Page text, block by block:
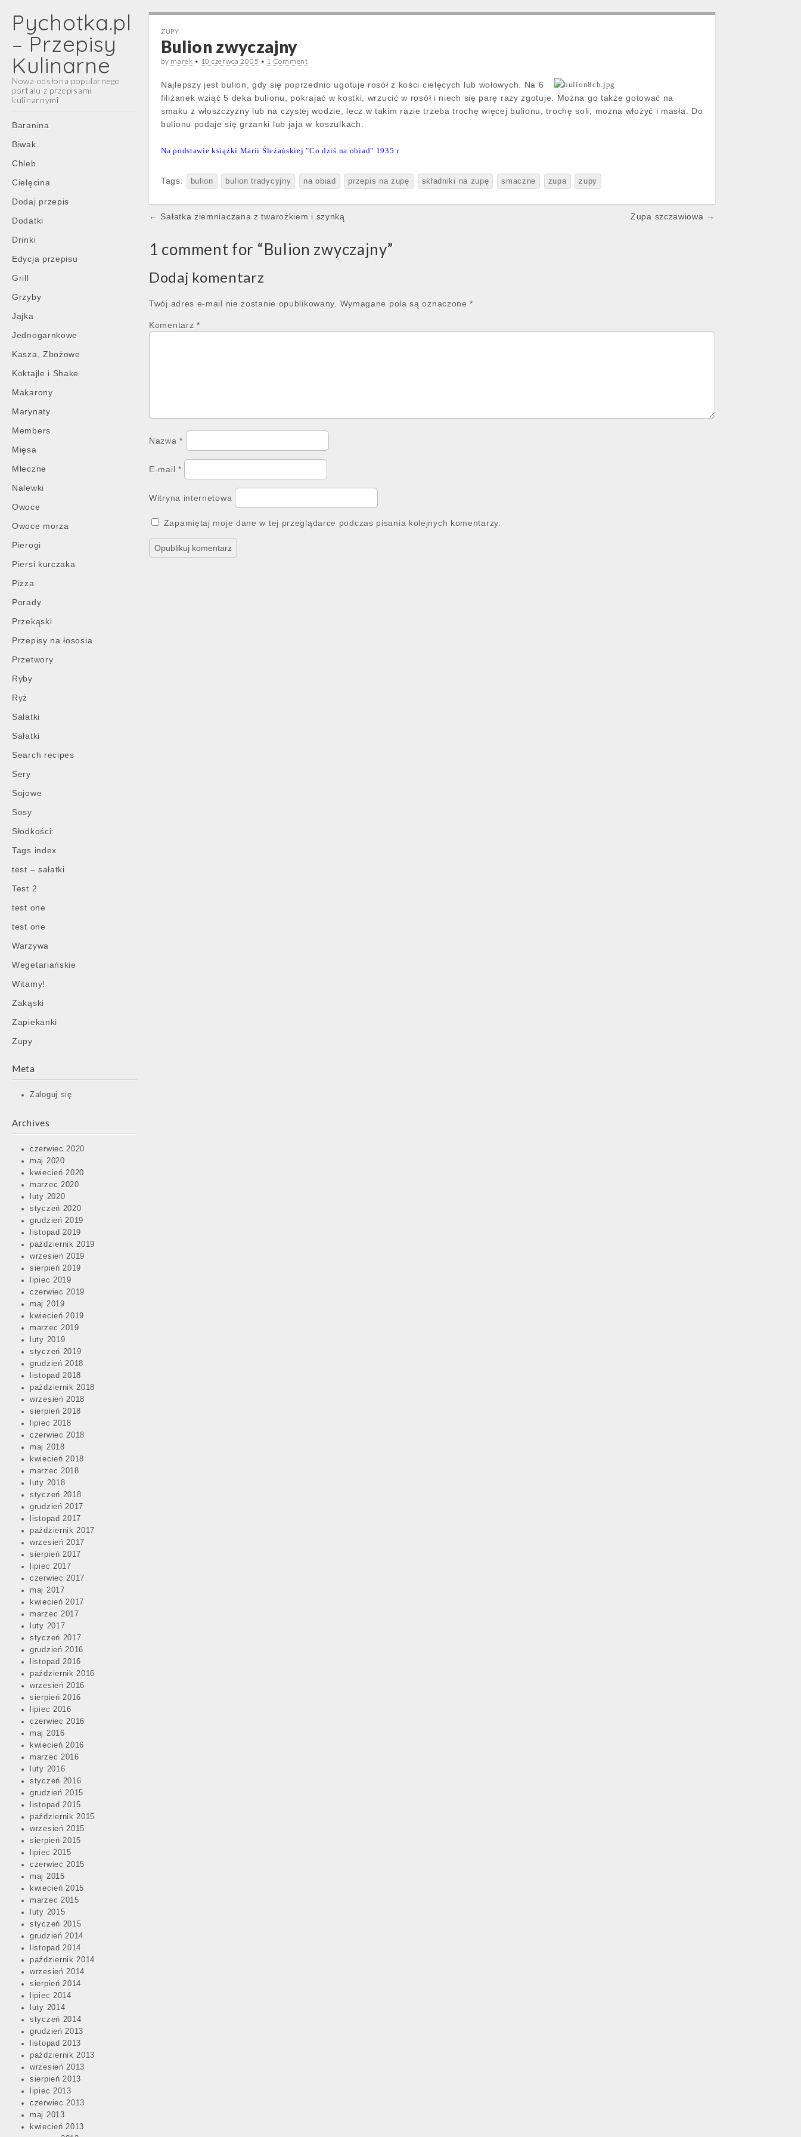
Pychotka.pl
– Przepisy
Kulinarne
Nowa odsłona popularnego
portalu z przepisami
kulinarnymi
Main
menu
Skip
content
Baranina
Biwak
Chleb
Cielęcina
Dodaj przepis
Dodatki
Drinki
Edycja przepisu
Grill
Grzyby
Jajka
Jednogarnkowe
Kasza, Zbożowe
Koktajle i Shake
Makarony
Marynaty
Members
Mięsa
Mleczne
Nalewki
Owoce
Owoce morza
Pierogi
Piersi kurczaka
Pizza
Porady
Przekąski
Przepisy na łososia
Przetwory
Ryby
Ryż
Sałatki
Sałatki
Search recipes
Sery
Sojowe
Sosy
Słodkości:
Tags index
test – sałatki
Test 2
test one
test one
Warzywa
Wegetariańskie
Witamy!
Zakąski
Zapiekanki
Zupy
Meta
Zaloguj się
Archives
czerwiec 2020
maj 2020
kwiecień 2020
marzec 2020
luty 2020
styczeń 2020
grudzień 2019
listopad 2019
październik 2019
wrzesień 2019
sierpień 2019
lipiec 2019
czerwiec 2019
maj 2019
kwiecień 2019
marzec 2019
luty 2019
styczeń 2019
grudzień 2018
listopad 2018
październik 2018
wrzesień 2018
sierpień 2018
lipiec 2018
czerwiec 2018
maj 2018
kwiecień 2018
marzec 2018
luty 2018
styczeń 2018
grudzień 2017
listopad 2017
październik 2017
wrzesień 2017
sierpień 2017
lipiec 2017
czerwiec 2017
maj 2017
kwiecień 2017
marzec 2017
luty 2017
styczeń 2017
grudzień 2016
listopad 2016
październik 2016
wrzesień 2016
sierpień 2016
lipiec 2016
czerwiec 2016
maj 2016
kwiecień 2016
marzec 2016
luty 2016
styczeń 2016
grudzień 2015
listopad 2015
październik 2015
wrzesień 2015
sierpień 2015
lipiec 2015
czerwiec 2015
maj 2015
kwiecień 2015
marzec 2015
luty 2015
styczeń 2015
grudzień 2014
listopad 2014
październik 2014
wrzesień 2014
sierpień 2014
lipiec 2014
luty 2014
styczeń 2014
grudzień 2013
listopad 2013
październik 2013
wrzesień 2013
sierpień 2013
lipiec 2013
czerwiec 2013
maj 2013
kwiecień 2013
ZUPY
Bulion zwyczajny
by marek • 10 czerwca 2005 • 1 Comment
Najlepszy jest bulion, gdy się poprzednio ugotuje rosół z kości cielęcych lub wołowych. Na 6
filiżanek wziąć 5 deka bulionu, pokrajać w kostki, wrzucić w rosół i niech się parę razy zgotuje. Można go także gotować na
smaku z włoszczyzny lub na czystej wodzie, lecz w takim razie trzeba trochę więcej bulionu, trochę soli, można włożyć i masła. Do
bulionu podaje się grzanki lub jaja w koszulkach.
Na podstawie książki Marii Śleżańskiej "Co dziś na obiad" 1935 r
Tags: bulion bulion tradycyjny na obiad przepis na zupę składniki na zupę smaczne zupa zupy
Post
← Sałatka ziemniaczana z twarożkiem i szynką Zupa szczawiowa →
1 comment for “Bulion zwyczajny”
Dodaj komentarz
Twój adres e-mail nie zostanie opublikowany. Wymagane pola są oznaczone*
Komentarz *
Nazwa*
E-mail *
Witryna internetowa
Zapamiętaj moje dane w tej przeglądarce podczas pisania kolejnych komentarzy.